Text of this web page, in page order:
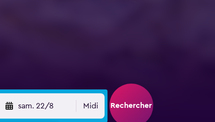
sam. 22/8 Midi Rechercher